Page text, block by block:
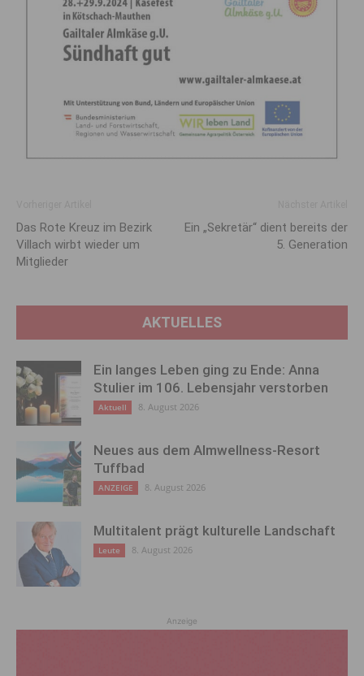
Das Rote Kreuz im Bezirk
Villach wirbt wieder um
Mitglieder
Ein „Sekretär“ dient bereits der
5. Generation
AKTUELLES
Ein langes Leben ging zu Ende: Anna
Stulier im 106. Lebensjahr verstorben
Aktuell 8. August 2026
Neues aus dem Almwellness-Resort
Tuffbad
ANZEIGE 8. August 2026
Multitalent prägt kulturelle Landschaft
Leute 8. August 2026
Anzeige